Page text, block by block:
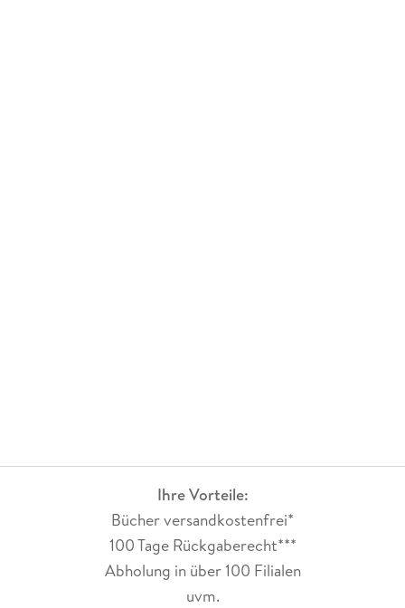
Ihre Vorteile:
Bücher versandkostenfrei*
100 Tage Rückgaberecht***
Abholung in über 100 Filialen
uvm.